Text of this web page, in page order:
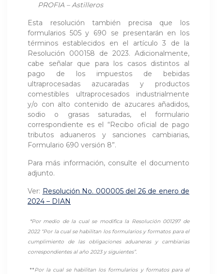
PROFIA – Astilleros
Esta resolución también precisa que los
formularios 505 y 690 se presentarán en los
términos establecidos en el artículo 3 de la
Resolución 000158 de 2023. Adicionalmente,
cabe señalar que para los casos distintos al
pago de los impuestos de bebidas
ultraprocesadas azucaradas y productos
comestibles ultraprocesados industrialmente
y/o con alto contenido de azucares añadidos,
sodio o grasas saturadas, el formulario
correspondiente es el “Recibo oficial de pago
tributos aduaneros y sanciones cambiarias,
Formulario 690 versión 8”.
Para más información, consulte el documento
adjunto.
Ver: Resolución No. 000005 del 26 de enero de
2024 – DIAN
*Por medio de la cual se modifica la Resolución 001297 de
2022 “Por la cual se habilitan los formularios y formatos para el
cumplimiento de las obligaciones aduaneras y cambiarias
correspondientes al año 2023 y siguientes”.
**Por la cual se habilitan los formularios y formatos para el